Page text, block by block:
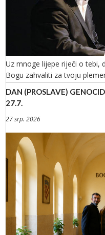
Uz mnoge lijepe riječi o tebi,
Bogu zahvaliti za tvoju
DAN (PROSLAVE)
27.7.
27 srp. 2026